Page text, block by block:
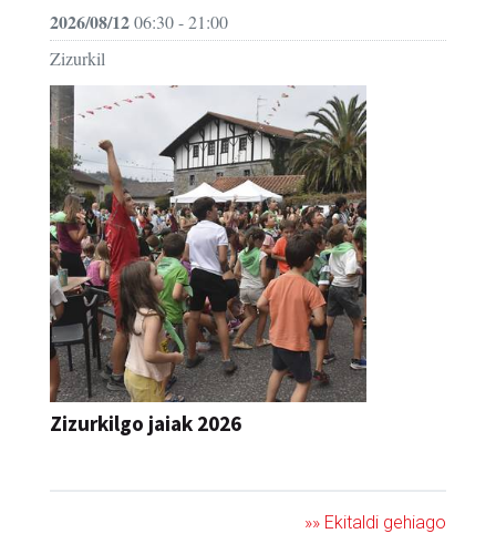
2026/08/1206:30 - 21:00
Zizurkil
Zizurkilgo jaiak 2026
»» Ekitaldi gehiago